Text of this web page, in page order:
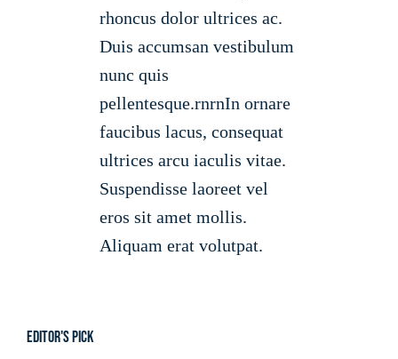
rhoncus dolor ultrices ac.
Duis accumsan vestibulum
nunc quis
pellentesque.rnrnIn ornare
faucibus lacus, consequat
ultrices arcu iaculis vitae.
Suspendisse laoreet vel
eros sit amet mollis.
Aliquam erat volutpat.
Editor's Pick